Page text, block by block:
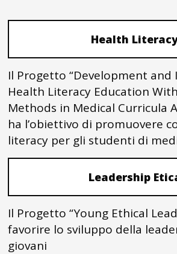
Health
Il Progetto “Development
Health Literacy Education
Methods in Medical Curricula
ha l’obiettivo di promuovere
literacy per gli studenti di
Leadership
Il Progetto “Young Ethical
favorire lo sviluppo della
giovani